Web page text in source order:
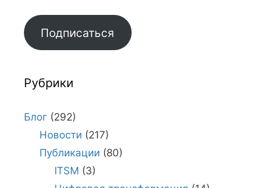
Подписаться
Рубрики
Блог (292)
Новости (217)
Публикации (80)
ITSM (3)